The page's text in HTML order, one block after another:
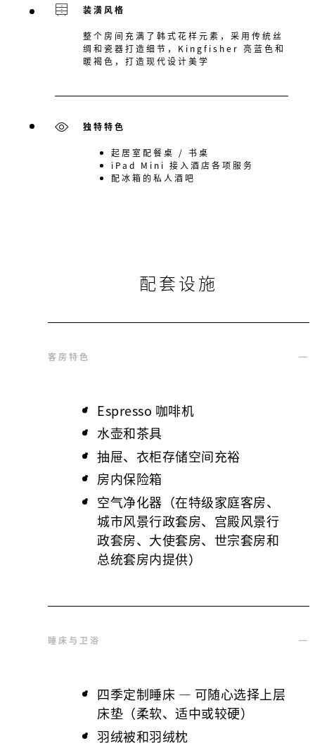
装潢风格
整个房间充满了韩式花样元素，采用传统丝
绸和瓷器打造细节，Kingfisher 亮蓝色和
暖褐色，打造现代设计美学
独特特色
起居室配餐桌 / 书桌
iPad Mini 接入酒店各项服务
配冰箱的私人酒吧
配套设施
客房特色
Espresso 咖啡机
水壶和茶具
抽屉、衣柜存储空间充裕
房内保险箱
空气净化器（在特级家庭客房、
城市风景行政套房、宫殿风景行
政套房、大使套房、世宗套房和
总统套房内提供）
睡床与卫浴
四季定制睡床 — 可随心选择上层
床垫（柔软、适中或较硬）
羽绒被和羽绒枕